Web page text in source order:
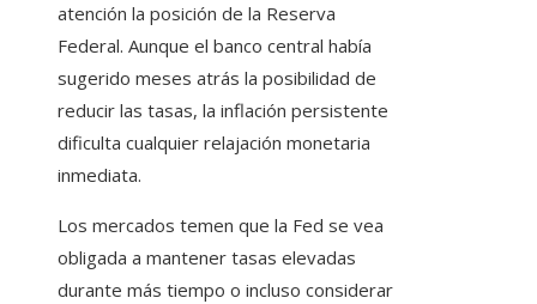
atención la posición de la Reserva
Federal. Aunque el banco central había
sugerido meses atrás la posibilidad de
reducir las tasas, la inflación persistente
dificulta cualquier relajación monetaria
inmediata.
Los mercados temen que la Fed se vea
obligada a mantener tasas elevadas
durante más tiempo o incluso considerar